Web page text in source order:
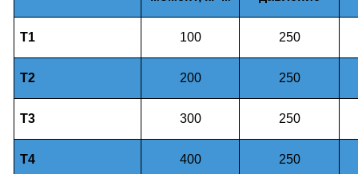
Т1 100 250
Т2 200 250
Т3 300 250
Т4 400 250